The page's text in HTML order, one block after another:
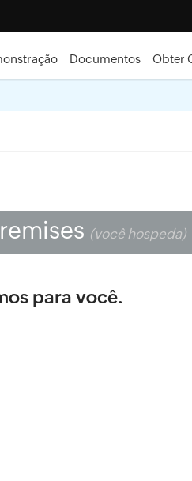
Documentos Obter
(você hospeda)
para você.